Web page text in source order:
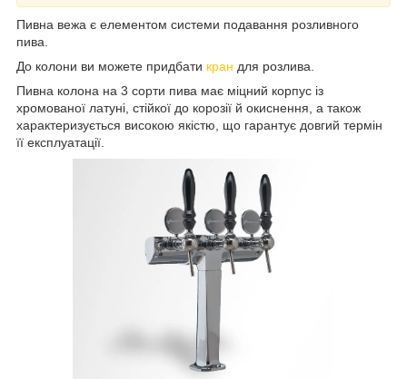
Пивна вежа є елементом системи подавання розливного
пива.
До колони ви можете придбати кран для розлива.
Пивна колона на 3 сорти пива має міцний корпус із
хромованої латуні, стійкої до корозії й окиснення, а також
характеризується високою якістю, що гарантує довгий термін
її експлуатації.